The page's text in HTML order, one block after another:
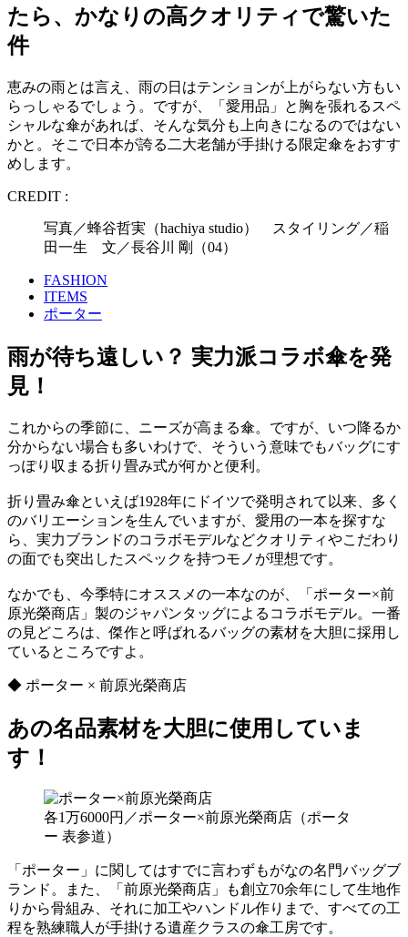
たら、かなりの高クオリティで驚いた
件
恵みの雨とは言え、雨の日はテンションが上がらない方もい
らっしゃるでしょう。ですが、「愛用品」と胸を張れるスペ
シャルな傘があれば、そんな気分も上向きになるのではない
かと。そこで日本が誇る二大老舗が手掛ける限定傘をおすす
めします。
CREDIT :
写真／蜂谷哲実（hachiya studio） スタイリング／稲
田一生 文／長谷川 剛（04）
FASHION
ITEMS
ポーター
雨が待ち遠しい？ 実力派コラボ傘を発
見！
これからの季節に、ニーズが高まる傘。ですが、いつ降るか
分からない場合も多いわけで、そういう意味でもバッグにす
っぽり収まる折り畳み式が何かと便利。
折り畳み傘といえば1928年にドイツで発明されて以来、多く
のバリエーションを生んでいますが、愛用の一本を探すな
ら、実力ブランドのコラボモデルなどクオリティやこだわり
の面でも突出したスペックを持つモノが理想です。
なかでも、今季特にオススメの一本なのが、「ポーター×前
原光榮商店」製のジャパンタッグによるコラボモデル。一番
の見どころは、傑作と呼ばれるバッグの素材を大胆に採用し
ているところですよ。
◆ ポーター × 前原光榮商店
あの名品素材を大胆に使用していま
す！
各1万6000円／ポーター×前原光榮商店（ポータ
ー 表参道）
「ポーター」に関してはすでに言わずもがなの名門バッグブ
ランド。また、「前原光榮商店」も創立70余年にして生地作
りから骨組み、それに加工やハンドル作りまで、すべての工
程を熟練職人が手掛ける遺産クラスの傘工房です。